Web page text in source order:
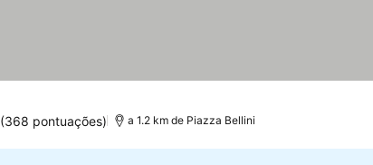
(368 pontuações) a 1.2 km de Piazza Bellini